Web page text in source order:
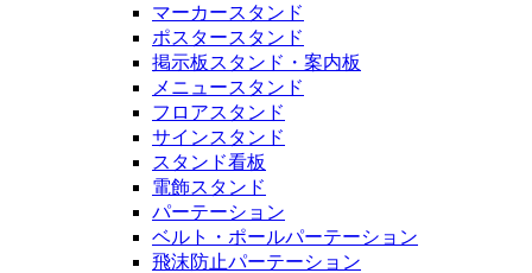
マーカースタンド
ポスタースタンド
掲示板スタンド・案内板
メニュースタンド
フロアスタンド
サインスタンド
スタンド看板
電飾スタンド
パーテーション
ベルト・ポールパーテーション
飛沫防止パーテーション